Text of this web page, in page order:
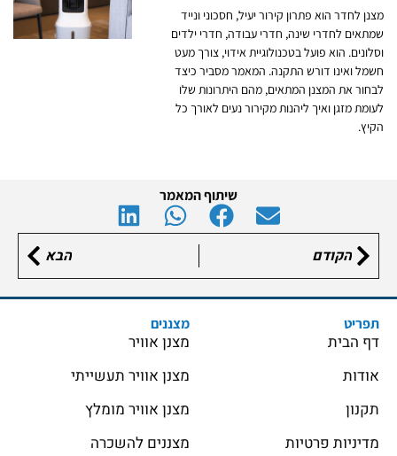
מצנן לחדר הוא פתרון קירור יעיל, חסכוני ונייד
שמתאים לחדרי שינה, חדרי עבודה, חדרי ילדים
וסלונים. הוא פועל בטכנולוגיית אידוי, צורך מעט
חשמל ואינו דורש התקנה. המאמר מסביר כיצד
לבחור את המצנן המתאים, מהם היתרונות שלו
לעומת מזגן ואיך ליהנות מקירור נעים לאורך כל
הקיץ.
שיתוף המאמר
הקודם הבא
תפריט
דף הבית
אודות
תקנון
מדיניות פרטיות
מצננים
מצנן אוויר
מצנן אוויר תעשייתי
מצנן אוויר מומלץ
מצננים להשכרה